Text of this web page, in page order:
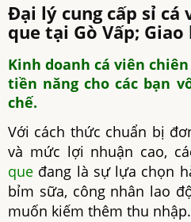
Đại lý cung cấp sỉ cá
que tại Gò Vấp;
Kinh doanh cá viên
tiền năng cho các bạn
chế.
Với cách thức chuẩn bị
và mức lợi nhuận cao,
que đang là sự lựa chọn
bỉm sữa, công nhân lao
muốn kiếm thêm thu nhập.